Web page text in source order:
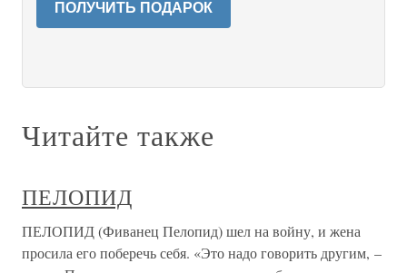
ПОЛУЧИТЬ ПОДАРОК
Читайте также
ПЕЛОПИД
ПЕЛОПИД (Фиванец Пелопид) шел на войну, и жена
просила его поберечь себя. «Это надо говорить другим, –